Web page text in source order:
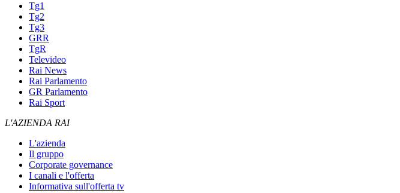
Tg1
Tg2
Tg3
GRR
TgR
Televideo
Rai News
Rai Parlamento
GR Parlamento
Rai Sport
L'AZIENDA RAI
L'azienda
Il gruppo
Corporate governance
I canali e l'offerta
Informativa sull'offerta tv